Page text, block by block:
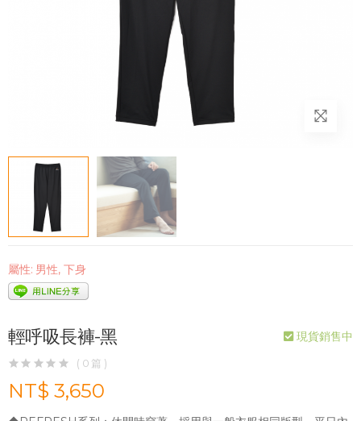
屬性: 男性, 下身
現貨銷售中
輕呼吸長褲-黑
( 0 篇 )
NT$ 3,650